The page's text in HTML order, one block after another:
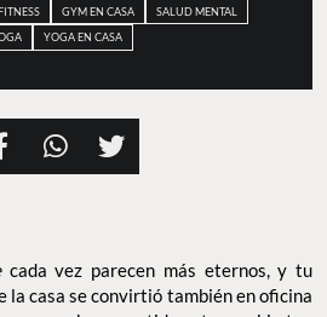
GYM EN CASA
SALUD MENTAL
YOGA EN CASA
cada vez parecen más eternos, y tu
la casa se convirtió también en oficina